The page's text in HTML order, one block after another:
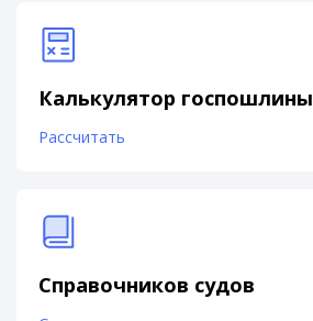
Калькулятор госпошлины
Рассчитать
Справочников судов